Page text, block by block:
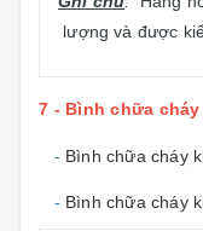
lượng và được
7 - Bình chữa
- Bình chữa cháy
- Bình chữa cháy